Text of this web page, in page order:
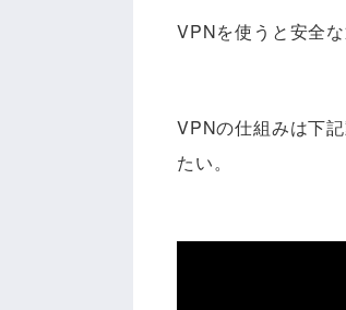
VPNを使うと安全
VPNの仕組みは下
たい。